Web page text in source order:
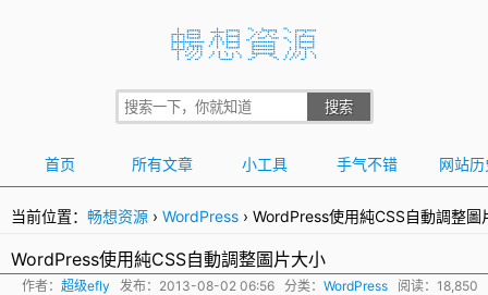
首页 所有文章 小工具 手气不错 网站历
当前位置： 畅想资源 › WordPress › WordPress使用純CSS自動調整圖
WordPress使用純CSS自動調整圖片大小
作者： 超级efly 发布： 2013-08-02 06:56 分类： WordPress 阅读：18,850